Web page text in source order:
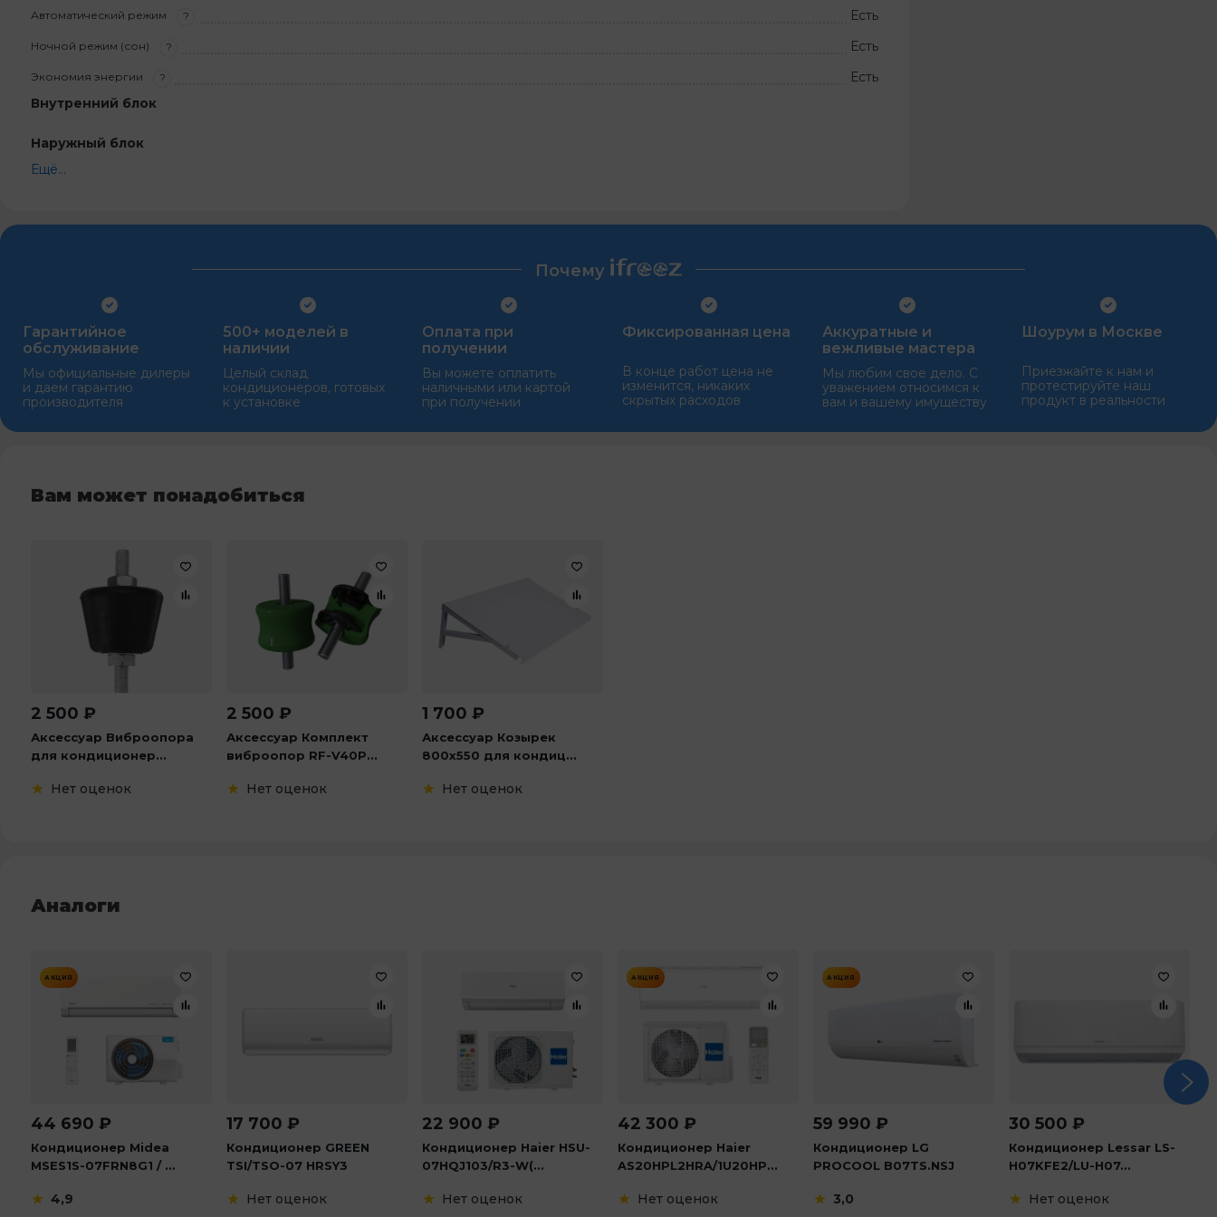
Автоматический режим ? Есть
Ночной режим (сон) ? Есть
Экономия энергии ?
Есть
Внутренний блок
Наружный блок
Ещё...
Почему
Гарантийное
обслуживание
Мы официальные дилеры
и даем гарантию
производителя
500+ моделей в
наличии
Целый склад
кондиционеров, готовых
к установке
Оплата при
получении
Вы можете оплатить
наличными или картой
при получении
Фиксированная цена
В конце работ цена не
изменится, никаких
скрытых расходов
Аккуратные и
вежливые мастера
Мы любим свое дело. С
уважением относимся к
вам и вашему имуществу
Шоурум в Москве
Приезжайте к нам и
протестируйте наш
продукт в реальности
Вам может понадобиться
2 500 ₽
Аксессуар Виброопора
для кондиционер...
Нет оценок
2 500 ₽
Аксессуар Комплект
виброопор RF-V40P...
Нет оценок
1 700 ₽
Аксессуар Козырек
800х550 для кондиц...
Нет оценок
Аналоги
АКЦИЯ
44 690 ₽
Кондиционер Midea
MSES1S-07FRN8G1 / ...
4,9
17 700 ₽
Кондиционер GREEN
TSI/TSO-07 HRSY3
Нет оценок
22 900 ₽
Кондиционер Haier HSU-
07HQJ103/R3-W(...
Нет оценок
АКЦИЯ
42 300 ₽
Кондиционер Haier
AS20HPL2HRA/1U20HP...
Нет оценок
АКЦИЯ
59 990 ₽
Кондиционер LG
PROCOOL B07TS.NSJ
3,0
30 500 ₽
Кондиционер Lessar LS-
H07KFE2/LU-H07...
Нет оценок